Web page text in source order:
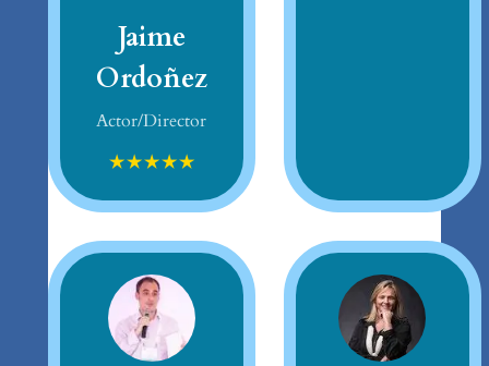
Jaime
Ordoñez
Actor/Director
★★★★★